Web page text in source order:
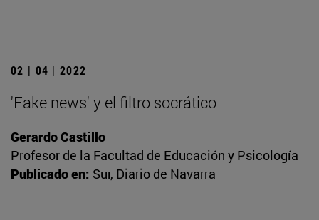
02 | 04 | 2022
'Fake news' y el filtro socrático
Gerardo Castillo
Profesor de la Facultad de Educación y Psicología
Publicado en: Sur, Diario de Navarra